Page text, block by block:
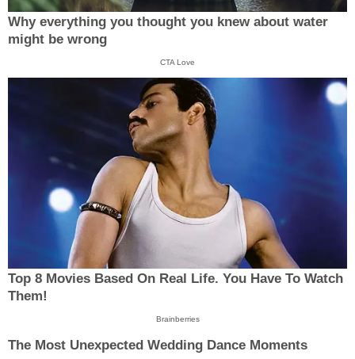
Why everything you thought you knew about water
might be wrong
CTA Love
Top 8 Movies Based On Real Life. You Have To Watch
Them!
Brainberries
The Most Unexpected Wedding Dance Moments